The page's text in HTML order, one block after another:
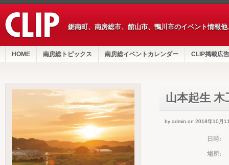
鋸南町、南房総市、館山市、鴨川市のイベント情報
HOME 南房総トピックス 南房総イベントカレンダー CLIP掲載広告
山本起生 木
by admin on 2018年10月
日時:
場所: